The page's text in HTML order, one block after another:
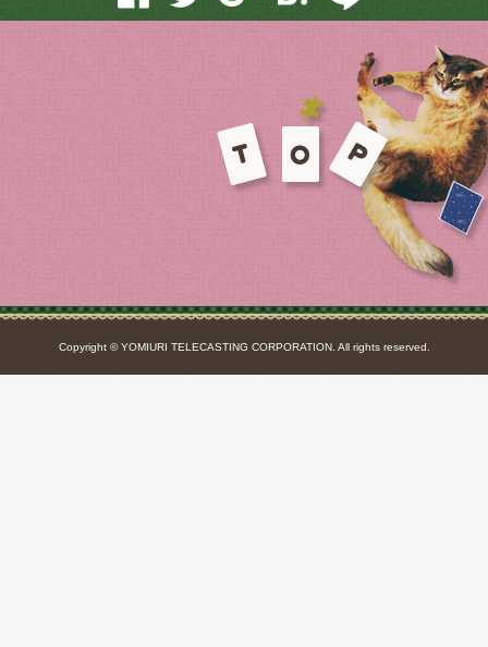
Copyright © YOMIURI TELECASTING CORPORATION. All rights reserved.